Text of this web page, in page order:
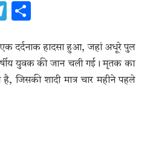
Telegram
दर्दनाक हादसा हुआ, जहां अधूरे पुल
युवक की जान चली गई। मृतक का
जिसकी शादी मात्र चार महीने पहले